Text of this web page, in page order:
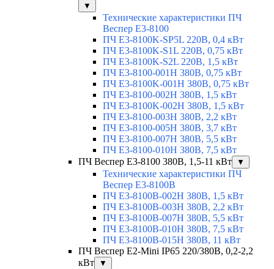
▼
Технические характеристики ПЧ
Веспер E3-8100
ПЧ E3-8100K-SP5L 220В, 0,4 кВт
ПЧ E3-8100K-S1L 220В, 0,75 кВт
ПЧ E3-8100K-S2L 220В, 1,5 кВт
ПЧ E3-8100-001H 380В, 0,75 кВт
ПЧ E3-8100K-001H 380В, 0,75 кВт
ПЧ E3-8100-002H 380В, 1,5 кВт
ПЧ E3-8100K-002H 380В, 1,5 кВт
ПЧ E3-8100-003H 380В, 2,2 кВт
ПЧ E3-8100-005H 380В, 3,7 кВт
ПЧ E3-8100-007H 380В, 5,5 кВт
ПЧ E3-8100-010H 380В, 7,5 кВт
ПЧ Веспер E3-8100 380В, 1,5-11 кВт
▼
Технические характеристики ПЧ
Веспер E3-8100B
ПЧ E3-8100В-002H 380В, 1,5 кВт
ПЧ E3-8100В-003H 380В, 2,2 кВт
ПЧ E3-8100В-007H 380В, 5,5 кВт
ПЧ E3-8100В-010H 380В, 7,5 кВт
ПЧ E3-8100В-015H 380В, 11 кВт
ПЧ Веспер E2-Mini IP65 220/380В, 0,2-2,2
кВт
▼